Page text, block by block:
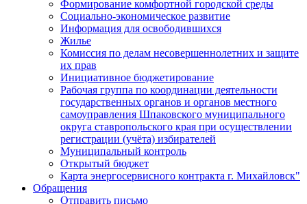
Формирование комфортной городской среды
Социально-экономическое развитие
Информация для освободившихся
Жилье
Комиссия по делам несовершеннолетних и защите
их прав
Инициативное бюджетирование
Рабочая группа по координации деятельности
государственных органов и органов местного
самоуправления Шпаковского муниципального
округа ставропольского края при осуществлении
регистрации (учёта) избирателей
Муниципальный контроль
Открытый бюджет
Карта энергосервисного контракта г. Михайловск"
Обращения
Отправить письмо